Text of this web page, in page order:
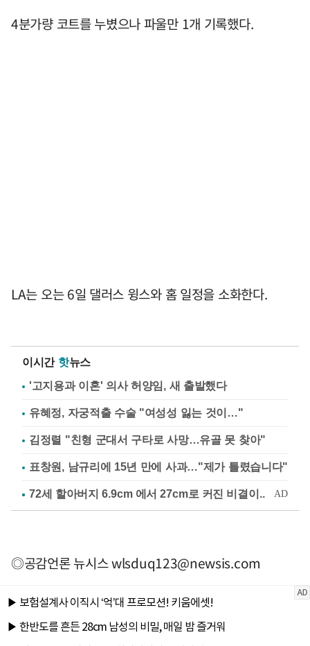
4분가량 코트를 누볐으나 파울만 1개 기록했다.
LA는 오는 6일 댈러스 윙스와 홈 일정을 소화한다.
이시간 핫뉴스
'고지용과 이혼' 의사 허양임, 새 출발했다
유혜정, 자궁적출 수술 "여성성 잃는 것이…"
김정렬 "친형 군대서 구타로 사망…유골 못 찾아"
표창원, 남규리에 15년 만에 사과…"제가 틀렸습니다"
◎공감언론 뉴시스wlsduq123@newsis.com